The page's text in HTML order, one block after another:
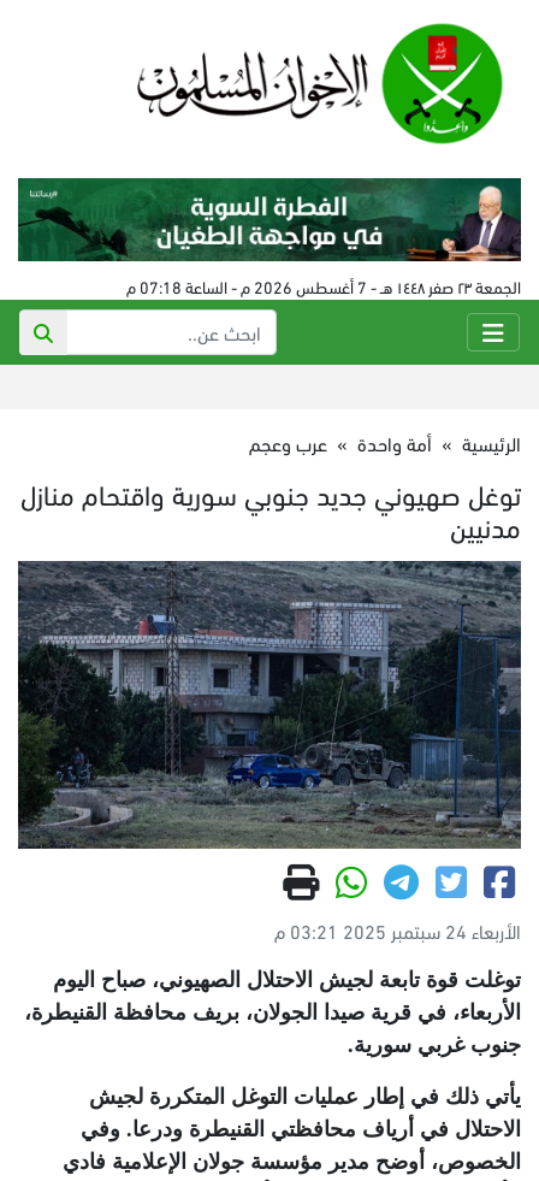
الجمعة ٢٣ صفر ١٤٤٨ هـ - 7 أغسطس 2026 م - الساعة 07:18 م
الرئيسية » أمة واحدة » عرب وعجم
توغل صهيوني جديد جنوبي سورية واقتحام منازل
مدنيين
الأربعاء 24 سبتمبر 2025 03:21 م
توغلت قوة تابعة لجيش الاحتلال الصهيوني، صباح اليوم
الأربعاء، في قرية صيدا الجولان، بريف محافظة القنيطرة،
جنوب غربي سورية.
يأتي ذلك في إطار عمليات التوغل المتكررة لجيش
الاحتلال في أرياف محافظتي القنيطرة ودرعا. وفي
الخصوص، أوضح مدير مؤسسة جولان الإعلامية فادي